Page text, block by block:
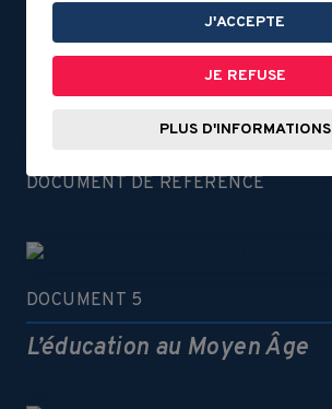
Les ponts à péage
DOCUMENT DE RÉFÉRENCE
DOCUMENT 5
L’éducation au Moyen Âge
J'ACCEPTE
JE REFUSE
PLUS D'INFORMATIONS